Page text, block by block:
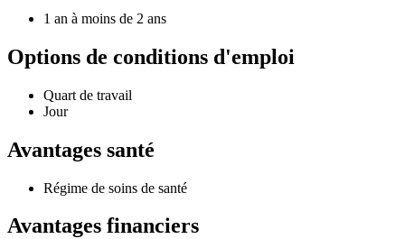
1 an à moins de 2 ans
Options de conditions d'emploi
Quart de travail
Jour
Avantages santé
Régime de soins de santé
Avantages financiers